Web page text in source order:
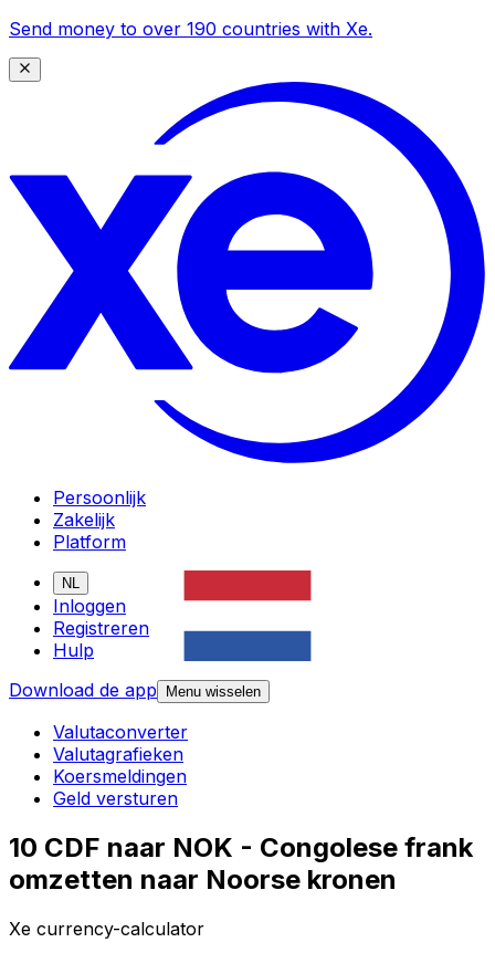
Send money to over 190 countries with Xe.
Persoonlijk
Zakelijk
Platform
NL
Inloggen
Registreren
Hulp
Download de app
Menu wisselen
Valutaconverter
Valutagrafieken
Koersmeldingen
Geld versturen
10 CDF naar NOK - Congolese frank
omzetten naar Noorse kronen
Xe currency-calculator